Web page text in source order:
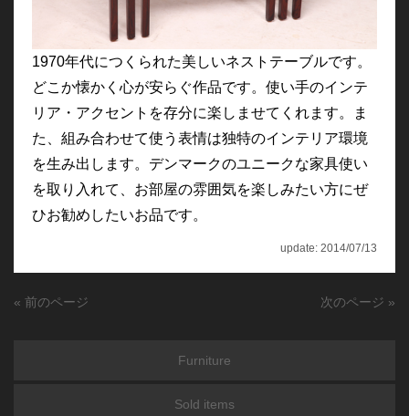
1970年代につくられた美しいネストテーブルです。
どこか懐かく心が安らぐ作品です。使い手のインテ
リア・アクセントを存分に楽しませてくれます。ま
た、組み合わせて使う表情は独特のインテリア環境
を生み出します。デンマークのユニークな家具使い
を取り入れて、お部屋の雰囲気を楽しみたい方にぜ
ひお勧めしたいお品です。
update: 2014/07/13
« 前のページ 次のページ »
Furniture
Sold items